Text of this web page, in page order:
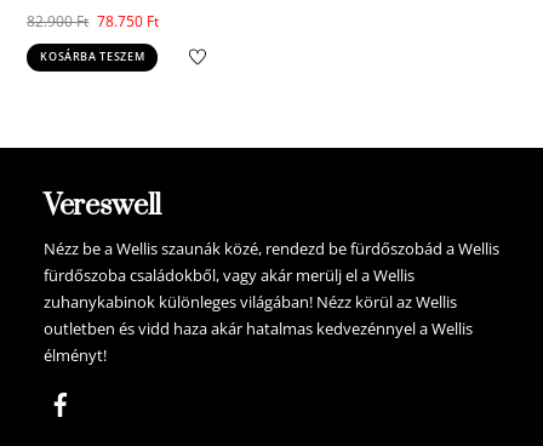
82.900Ft Original
price
was:
78.750 FtCurrent
price
KOSÁRBA TESZEM
Vereswell
Nézz be a Wellis szaunák közé, rendezd be fürdőszobád a Wellis
fürdőszoba családokből, vagy akár merülj el a Wellis
zuhanykabinok különleges világában! Nézz körül az Wellis
outletben és vidd haza akár hatalmas kedvezénnyel a Wellis
élményt!